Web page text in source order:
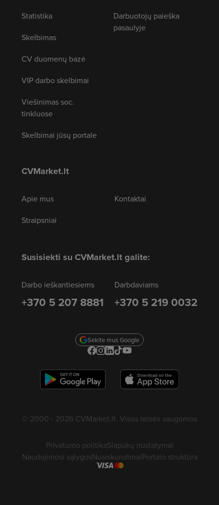
Statistika
Skelbimas
CV duomenų bazė
VIP darbo skelbimai
Viešinimas soc.
tinkluose
Skelbimai jūsų portale
Darbuotojų paieška
pasaulyje
CVMarket.lt
Apie mus
Straipsniai
Kontaktai
Susisiekti su CVMarket.lt galite:
Darbo ieškantiesiems
+370 5 207 8881
Darbdaviams
+370 5 219 0032
Sekite mus Google
© 2000 - 2026 CVMarket.lt. Visos teisės saugomos
Privatumo politikaSlapukų nustatymai
Naudojimosi sąlygosNusiskundimaiPortalo struktūra